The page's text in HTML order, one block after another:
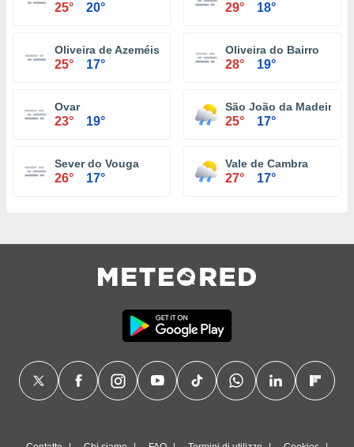
25° 20° 29° 18°
Oliveira de Azeméis
25° 17°
Oliveira do Bairro
28° 19°
Ovar
23° 19°
São João da Madeira
25° 17°
Sever do Vouga
26° 17°
Vale de Cambra
27° 17°